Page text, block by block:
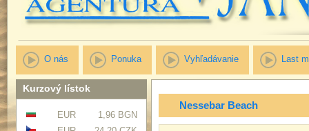
O nás Ponuka Vyhľadávanie Last
Kurzový lístok
EUR
1,96 BGN
Nessebar Beach